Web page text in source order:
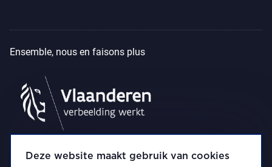
Deze website maakt gebruik van cookies
Ensemble, nous en faisons plus